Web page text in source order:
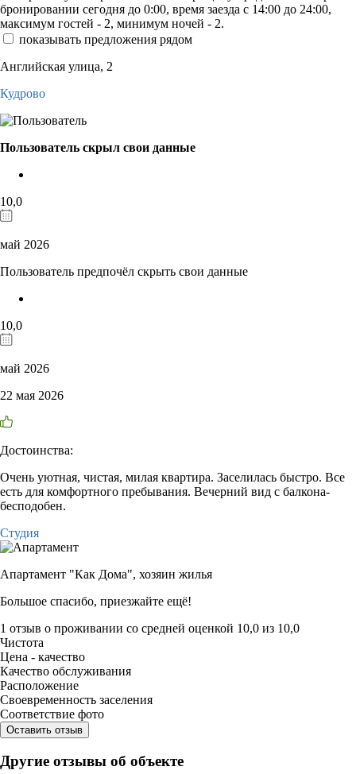
бронировании сегодня до 0:00, время заезда с 14:00 до 24:00,
максимум гостей - 2, минимум ночей - 2.
показывать предложения рядом
Английская улица, 2
Кудрово
Пользователь скрыл свои данные
10,0
май 2026
Пользователь предпочёл скрыть свои данные
10,0
май 2026
22 мая 2026
Достоинства:
Очень уютная, чистая, милая квартира. Заселилась быстро. Все
есть для комфортного пребывания. Вечерний вид с балкона-
бесподобен.
Студия
Апартамент "Как Дома", хозяин жилья
Большое спасибо, приезжайте ещё!
1 отзыв о проживании со средней оценкой 10,0 из 10,0
Чистота
Цена - качество
Качество обслуживания
Расположение
Своевременность заселения
Соответствие фото
Оставить отзыв
Другие отзывы об объекте